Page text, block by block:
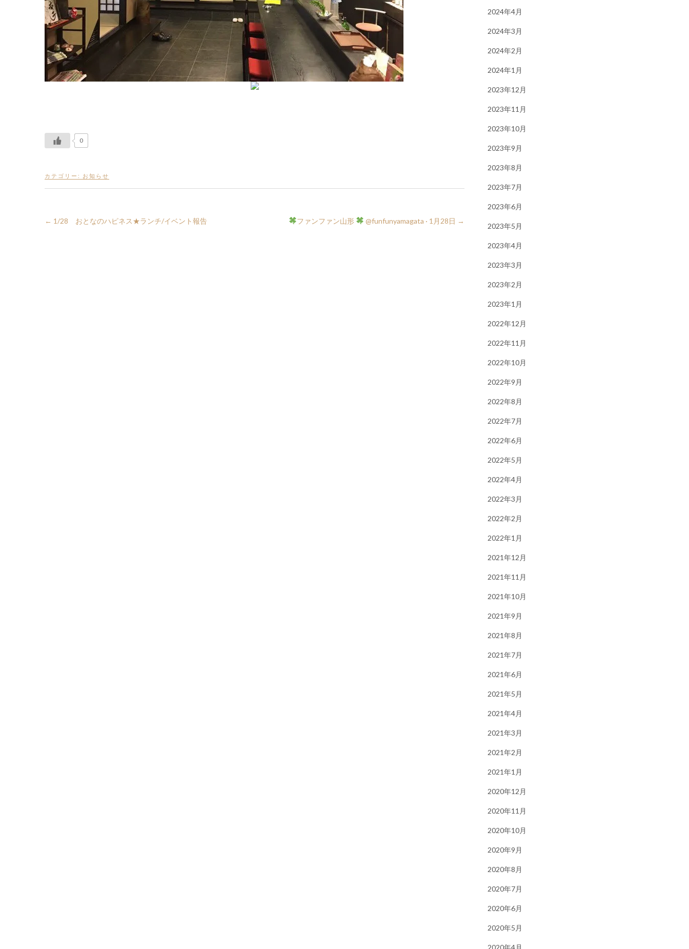
0
カテゴリー: お知らせ
← 1/28 おとなのハピネス★ランチ/イベント報告 ファンファン山形 ‏ @funfunyamagata · 1月28日 →
2024年4月
2024年3月
2024年2月
2024年1月
2023年12月
2023年11月
2023年10月
2023年9月
2023年8月
2023年7月
2023年6月
2023年5月
2023年4月
2023年3月
2023年2月
2023年1月
2022年12月
2022年11月
2022年10月
2022年9月
2022年8月
2022年7月
2022年6月
2022年5月
2022年4月
2022年3月
2022年2月
2022年1月
2021年12月
2021年11月
2021年10月
2021年9月
2021年8月
2021年7月
2021年6月
2021年5月
2021年4月
2021年3月
2021年2月
2021年1月
2020年12月
2020年11月
2020年10月
2020年9月
2020年8月
2020年7月
2020年6月
2020年5月
2020年4月